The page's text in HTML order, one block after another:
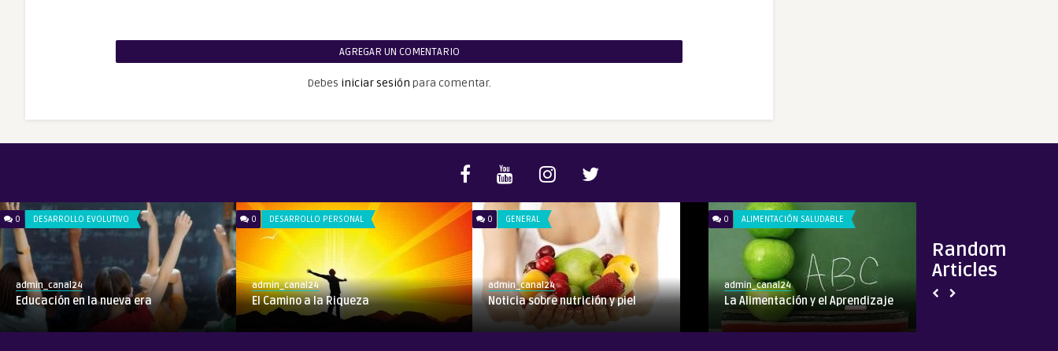
AGREGAR UN COMENTARIO
Debes iniciar sesión para comentar.
Random
Articles
0 DESARROLLO EVOLUTIVO
admin_canal24
Educación en la nueva era
0 DESARROLLO PERSONAL
admin_canal24
El Camino a la Riqueza
0 GENERAL
admin_canal24
Noticia sobre nutrición y piel
0 ALIMENTACIÓN SALUDABLE
admin_canal24
La Alimentación y el Aprendizaje